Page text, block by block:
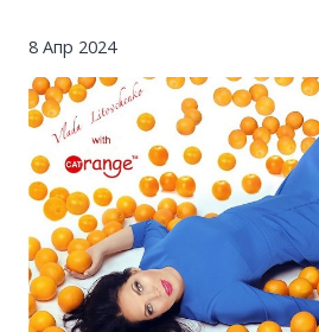
Politics
Sport
Style
8 Апр 2024